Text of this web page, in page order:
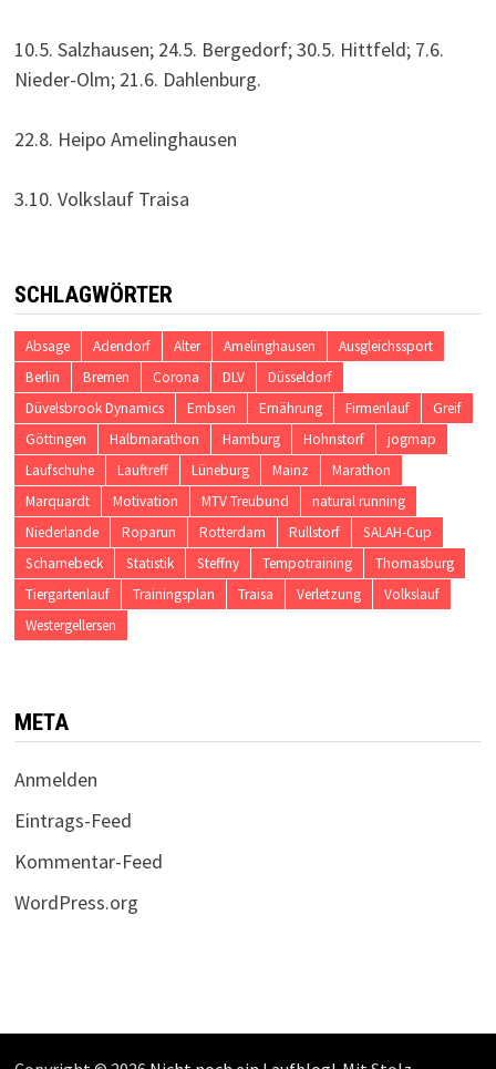
10.5. Salzhausen; 24.5. Bergedorf; 30.5. Hittfeld; 7.6.
Nieder-Olm; 21.6. Dahlenburg.
22.8. Heipo Amelinghausen
3.10. Volkslauf Traisa
SCHLAGWÖRTER
Absage Adendorf Alter Amelinghausen
Ausgleichssport
Berlin
Bremen Corona DLV
Düsseldorf
Düvelsbrook Dynamics
Embsen Ernährung Firmenlauf
Greif
Göttingen
Halbmarathon Hamburg Hohnstorf
jogmap
Laufschuhe
Lauftreff Lüneburg Mainz
Marathon
Marquardt
Motivation MTV Treubund
natural running
Niederlande
Roparun Rotterdam Rullstorf
SALAH-Cup
Scharnebeck
Statistik Steffny Tempotraining
Thomasburg
Tiergartenlauf
Trainingsplan Traisa Verletzung
Volkslauf
Westergellersen
META
Anmelden
Eintrags-Feed
Kommentar-Feed
WordPress.org